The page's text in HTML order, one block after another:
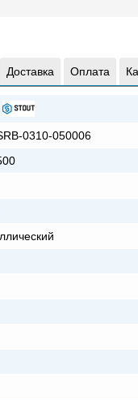
Доставка Оплата
0310-050006